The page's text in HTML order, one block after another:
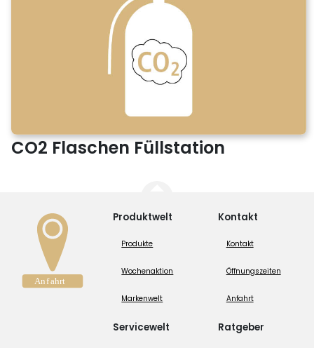
CO2 Flaschen Füllstation
Produktwelt
Produkte
Wochenaktion
Markenwelt
Servicewelt
Kontakt
Kontakt
Öffnungszeiten
Anfahrt
Ratgeber